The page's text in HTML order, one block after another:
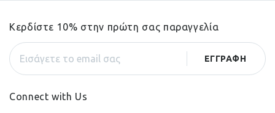
Κερδίστε 10% στην πρώτη σας παραγγελία
Connect with Us